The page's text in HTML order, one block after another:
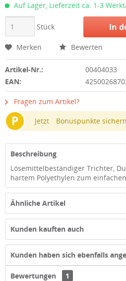
Auf Lager, Lieferzeit ca. 1-3
Stück In
Merken Bewerten
Artikel-Nr.:
00404033
EAN:
Fragen zum Artikel?
P Jetzt Bonuspunkte sichern
Beschreibung
Lösemittelbeständiger Trichter,
hartem Polyethylen zum
Ähnliche Artikel
Kunden kauften auch
Kunden haben sich ebenfalls
Bewertungen 1